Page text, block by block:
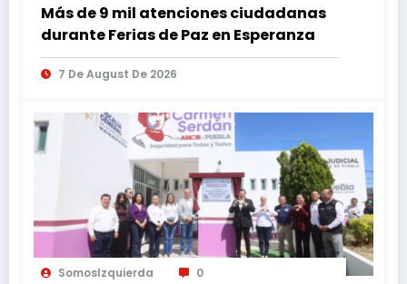
Más de 9 mil atenciones ciudadanas
durante Ferias de Paz en Esperanza
7 De August De 2026
SomosIzquierda 0